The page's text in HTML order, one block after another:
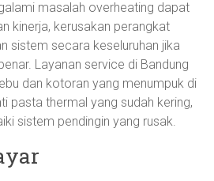
masalah overheating dapat
kinerja, kerusakan perangkat
sistem secara keseluruhan jika
Layanan service di Bandung
dan kotoran yang menumpuk di
pasta thermal yang sudah kering,
sistem pendingin yang rusak.